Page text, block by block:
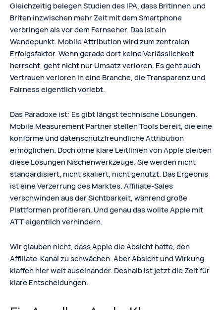
Gleichzeitig belegen Studien des IPA, dass Britinnen und
Briten inzwischen mehr Zeit mit dem Smartphone
verbringen als vor dem Fernseher. Das ist ein
Wendepunkt. Mobile Attribution wird zum zentralen
Erfolgsfaktor. Wenn gerade dort keine Verlässlichkeit
herrscht, geht nicht nur Umsatz verloren. Es geht auch
Vertrauen verloren in eine Branche, die Transparenz und
Fairness eigentlich vorlebt.
Das Paradoxe ist: Es gibt längst technische Lösungen.
Mobile Measurement Partner stellen Tools bereit, die eine
konforme und datenschutzfreundliche Attribution
ermöglichen. Doch ohne klare Leitlinien von Apple bleiben
diese Lösungen Nischenwerkzeuge. Sie werden nicht
standardisiert, nicht skaliert, nicht genutzt. Das Ergebnis
ist eine Verzerrung des Marktes. Affiliate-Sales
verschwinden aus der Sichtbarkeit, während große
Plattformen profitieren. Und genau das wollte Apple mit
ATT eigentlich verhindern.
Wir glauben nicht, dass Apple die Absicht hatte, den
Affiliate-Kanal zu schwächen. Aber Absicht und Wirkung
klaffen hier weit auseinander. Deshalb ist jetzt die Zeit für
klare Entscheidungen.